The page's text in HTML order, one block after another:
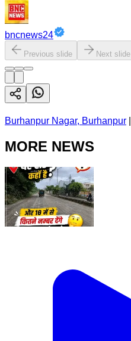
bncnews24
Previous slide Next slide
Burhanpur Nagar, Burhanpur
MORE NEWS